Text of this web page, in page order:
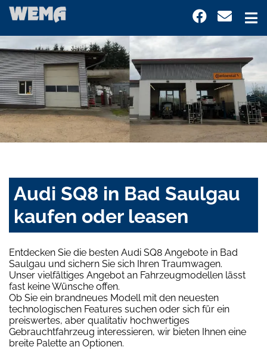
Audi SQ8 in Bad Saulgau
kaufen oder leasen
Entdecken Sie die besten Audi SQ8 Angebote in Bad
Saulgau und sichern Sie sich Ihren Traumwagen.
Unser vielfältiges Angebot an Fahrzeugmodellen lässt
fast keine Wünsche offen.
Ob Sie ein brandneues Modell mit den neuesten
technologischen Features suchen oder sich für ein
preiswertes, aber qualitativ hochwertiges
Gebrauchtfahrzeug interessieren, wir bieten Ihnen eine
breite Palette an Optionen.